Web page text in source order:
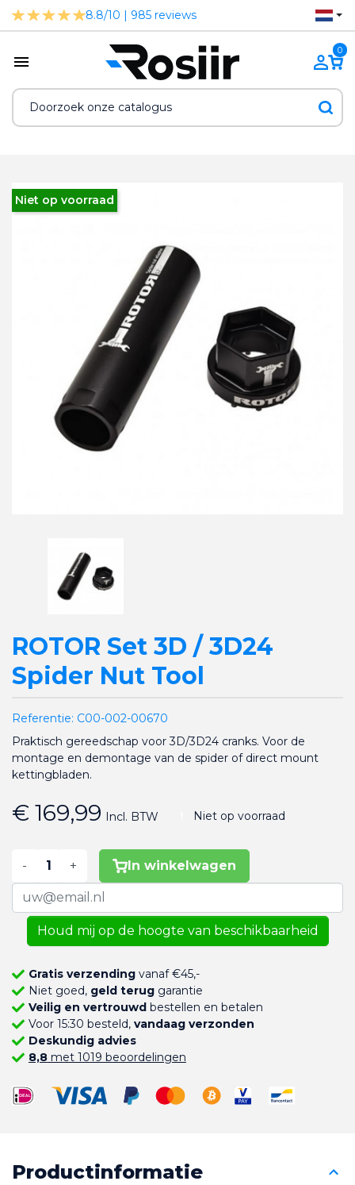
8.8/10 | 985 reviews
0
Niet op voorraad
ROTOR Set 3D / 3D24
Spider Nut Tool
Referentie: C00-002-00670
Praktisch gereedschap voor 3D/3D24 cranks. Voor de
montage en demontage van de spider of direct mount
kettingbladen.
€ 169,99 Incl. BTW Niet op voorraad
- + In winkelwagen
Houd mij op de hoogte van beschikbaarheid
Gratis verzendingvanaf €45,-
Niet goed, geld teruggarantie
Veilig en vertrouwdbestellen en betalen
Voor 15:30 besteld, vandaag verzonden
Deskundig advies
8,8met 1019 beoordelingen
Productinformatie